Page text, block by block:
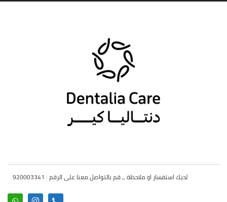
لديك استفسار او ملاحظة ,, قم بالتواصل معنا على الرقم : 920003341